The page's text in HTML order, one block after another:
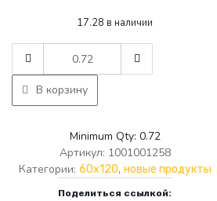
17.28 в наличии
(
BORJ
)
60X120
В корзину
Minimum Qty: 0.72
Артикул: 1001001258
Категории: 60x120, новые продукты
Поделиться ссылкой: